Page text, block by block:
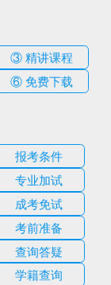
③ 精讲课程
⑥ 免费下载
报考条件
专业加试
成考免试
考前准备
查询答疑
学籍查询